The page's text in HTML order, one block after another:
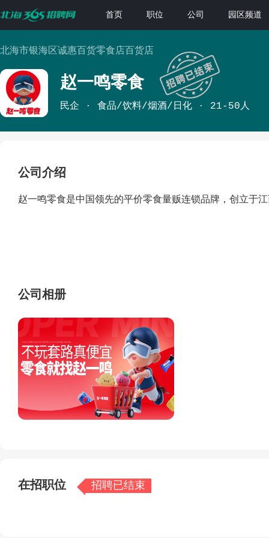
首页 职位 公司 园区频道
北海市银海区诚惠百货零食店百货店
赵一鸣零食
民企 食品/饮料/烟酒/日化 21-50人
公司介绍
赵一鸣零食是中国领先的平价零食量贩连锁品牌，创立于
公司相册
在招职位 招聘已结束